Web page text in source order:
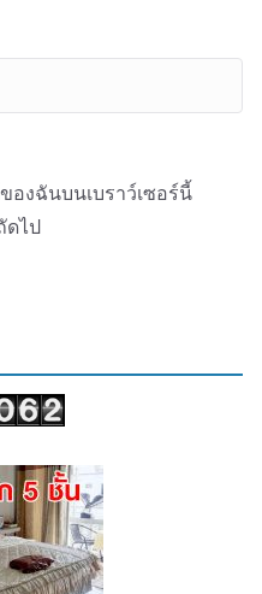
องฉันบนเบราว์เซอร์นี้
ดไป